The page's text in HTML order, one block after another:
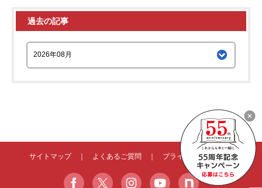
過去の記事
サイトマップ｜ よくあるご質問 ｜ プライバシーポリシー